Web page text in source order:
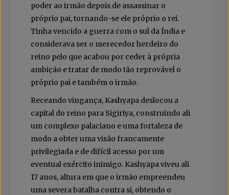
poder ao irmão depois de assassinar o
próprio pai, tornando-se ele próprio o rei.
Tinha vencido a guerra com o sul da Índia e
considerava ser o merecedor herdeiro do
reino pelo que acabou por ceder à própria
ambição e tratar de modo tão reprovável o
próprio pai e também o irmão.
Receando vingança, Kashyapa deslocou a
capital do reino para Sigiriya, construindo ali
um complexo palaciano e uma fortaleza de
modo a obter uma visão francamente
privilegiada e de difícil acesso por um
eventual exército inimigo. Kashyapa viveu ali
17 anos, altura em que o irmão empreendeu
uma severa batalha contra si, obtendo o